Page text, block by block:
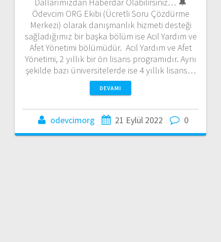
Ödevcim ORG Ekibi (Ücretli Soru Çözdürme
Merkezi) olarak danışmanlık hizmeti desteği
sağladığımız bir başka bölüm ise Acil Yardım ve
Afet Yönetimi bölümüdür. Acil Yardım ve Afet
Yönetimi, 2 yıllık bir ön lisans programıdır. Aynı
şekilde bazı üniversitelerde ise 4 yıllık lisans…
DEVAMI
odevcimorg 21 Eylül 2022 0